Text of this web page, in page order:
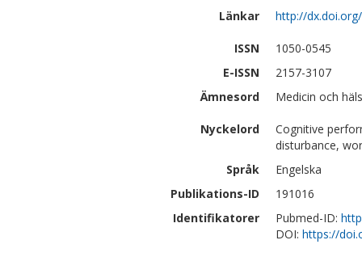
Länkar
http://
ISSN
1050-0545
E-ISSN
2157-3107
Ämnesord
Medicin och
Nyckelord
Cognitive
disturbance,
Språk
Engelska
Publikations-ID
191016
Identifikatorer
Pubmed-ID:
DOI: https://